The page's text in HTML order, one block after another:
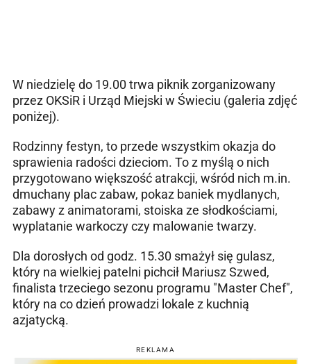
W niedzielę do 19.00 trwa piknik zorganizowany
przez OKSiR i Urząd Miejski w Świeciu (galeria zdjęć
poniżej).
Rodzinny festyn, to przede wszystkim okazja do
sprawienia radości dzieciom. To z myślą o nich
przygotowano większość atrakcji, wśród nich m.in.
dmuchany plac zabaw, pokaz baniek mydlanych,
zabawy z animatorami, stoiska ze słodkościami,
wyplatanie warkoczy czy malowanie twarzy.
Dla dorosłych od godz. 15.30 smażył się gulasz,
który na wielkiej patelni pichcił Mariusz Szwed,
finalista trzeciego sezonu programu "Master Chef",
który na co dzień prowadzi lokale z kuchnią
azjatycką.
REKLAMA